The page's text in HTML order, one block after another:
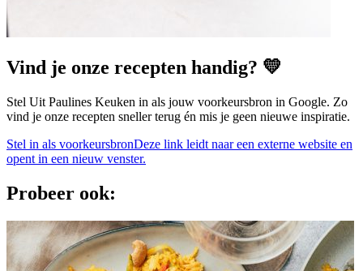
Vind je onze recepten handig? 💛
Stel Uit Paulines Keuken in als jouw voorkeursbron in Google. Zo
vind je onze recepten sneller terug én mis je geen nieuwe inspiratie.
Stel in als voorkeursbronDeze link leidt naar een externe website en
opent in een nieuw venster.
Probeer ook: